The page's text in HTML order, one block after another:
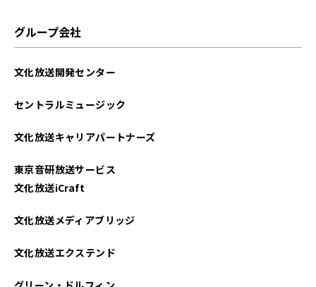
グループ会社
文化放送開発センター
セントラルミュージック
文化放送キャリアパートナーズ
東京音研放送サービス
文化放送iCraft
文化放送メディアブリッジ
文化放送エクステンド